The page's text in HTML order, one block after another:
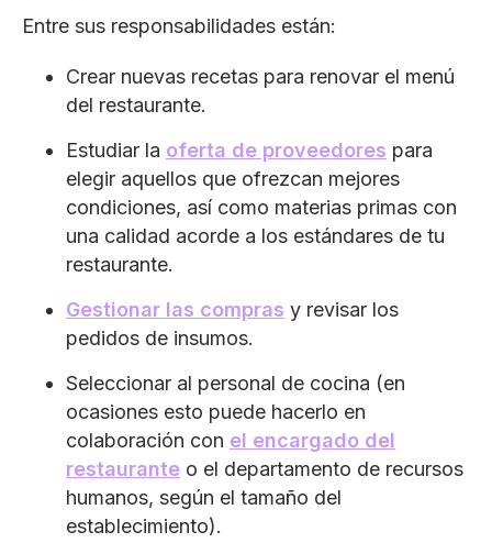
Entre sus responsabilidades están:
Crear nuevas recetas para renovar el menú
del restaurante.
Estudiar la oferta de proveedores para
elegir aquellos que ofrezcan mejores
condiciones, así como materias primas con
una calidad acorde a los estándares de tu
restaurante.
Gestionar las compras y revisar los
pedidos de insumos.
Seleccionar al personal de cocina (en
ocasiones esto puede hacerlo en
colaboración con el encargado del
restaurante o el departamento de recursos
humanos, según el tamaño del
establecimiento).